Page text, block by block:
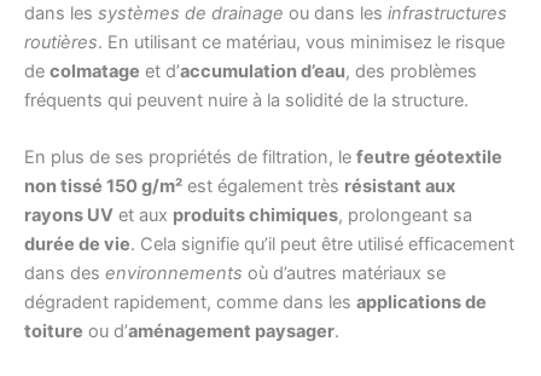
dans les systèmes de drainage ou dans les infrastructures
routières. En utilisant ce matériau, vous minimisez le risque
de colmatage et d’accumulation d’eau, des problèmes
fréquents qui peuvent nuire à la solidité de la structure.
En plus de ses propriétés de filtration, le feutre géotextile
non tissé 150 g/m² est également très résistant aux
rayons UV et aux produits chimiques, prolongeant sa
durée de vie. Cela signifie qu’il peut être utilisé efficacement
dans des environnements où d’autres matériaux se
dégradent rapidement, comme dans les applications de
toiture ou d’aménagement paysager.